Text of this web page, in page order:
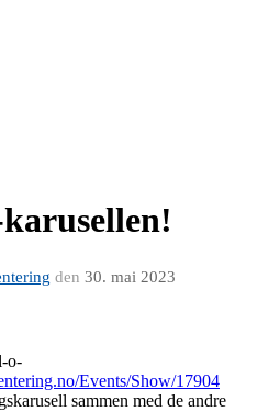
den 30. mai 2023
o-
Events/Show/17904
sammen med de andre